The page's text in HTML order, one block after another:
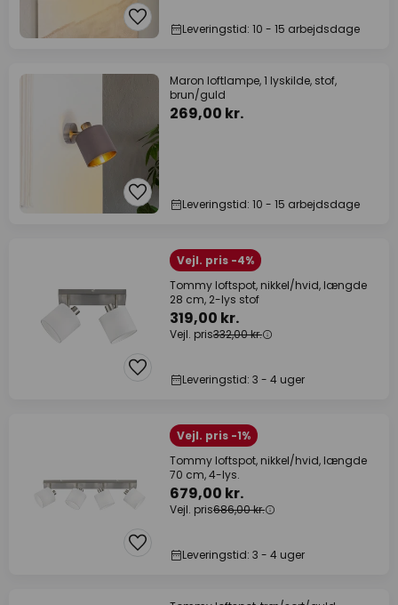
Leveringstid: 10 - 15 arbejdsdage
Maron loftlampe, 1 lyskilde, stof,
brun/guld
269,00 kr.
Leveringstid: 10 - 15 arbejdsdage
Vejl. pris -4%
Tommy loftspot, nikkel/hvid, længde
28 cm, 2-lys stof
319,00 kr.
Vejl. pris332,00 kr.
Leveringstid: 3 - 4 uger
Vejl. pris -1%
Tommy loftspot, nikkel/hvid, længde
70 cm, 4-lys.
679,00 kr.
Vejl. pris686,00 kr.
Leveringstid: 3 - 4 uger